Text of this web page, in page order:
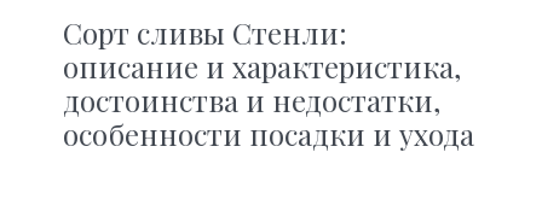
Сорт сливы Стенли:
описание и характеристика,
достоинства и недостатки,
особенности посадки и ухода